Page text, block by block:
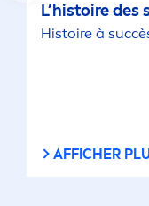
L’histoire des
Histoire à
AFFICHER